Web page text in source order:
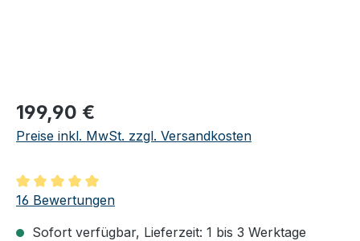
Regulärer Preis:
199,90 €
Preise inkl. MwSt. zzgl. Versandkosten
Durchschnittliche Bewertung von 5 von 5 Sternen
16 Bewertungen
Sofort verfügbar, Lieferzeit: 1 bis 3 Werktage